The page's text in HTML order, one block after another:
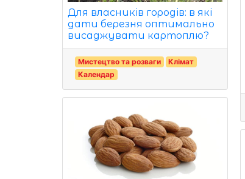
Для власників городів: в які
дати березня оптимально
висаджувати картоплю?
Мистецтво та розваги
Клімат
Календар